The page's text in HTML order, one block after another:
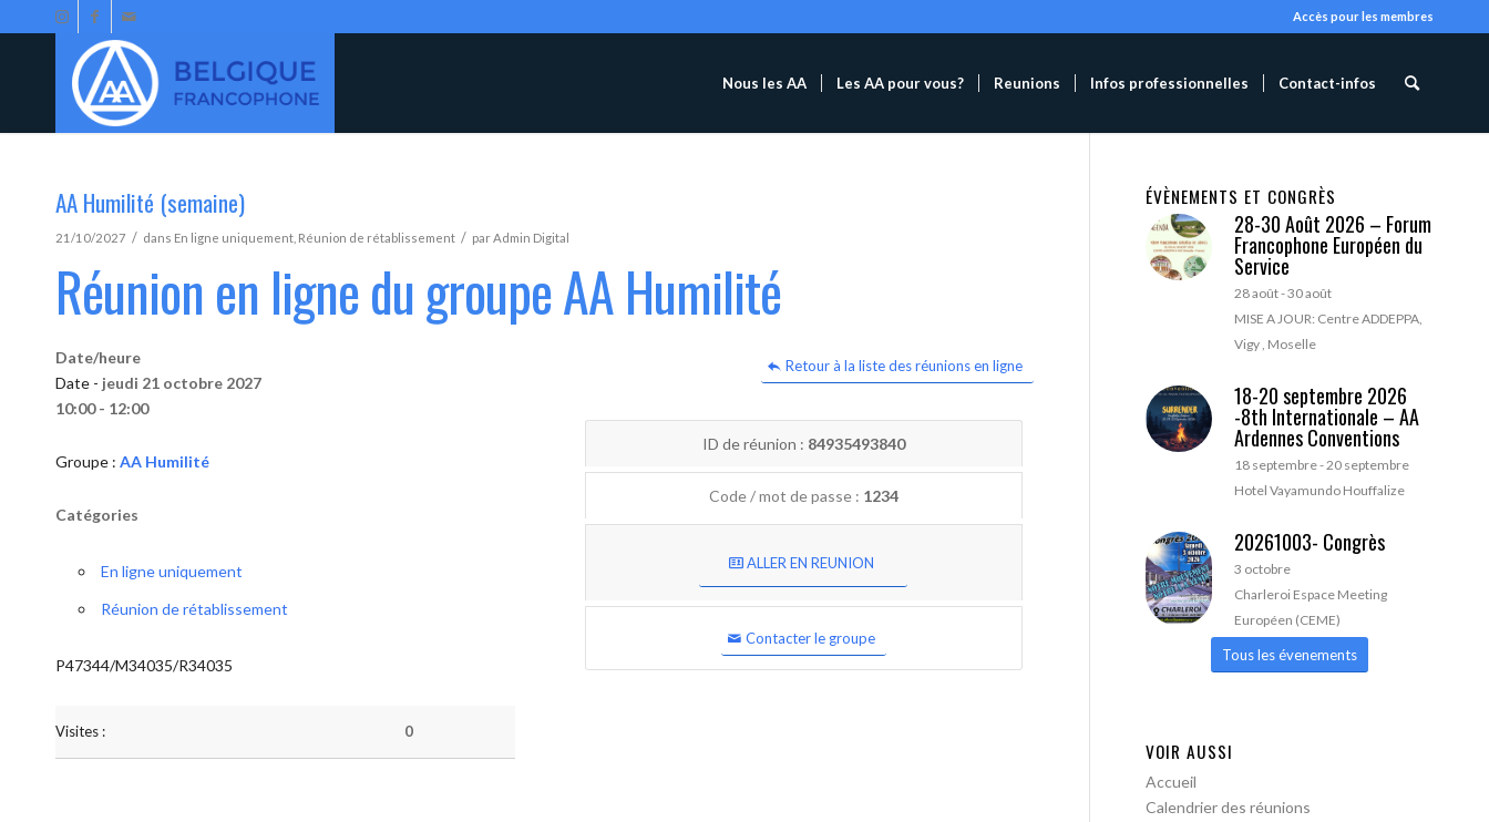
Accès pour les membres
Nous les AA Les AA pour vous? Reunions Infos professionnelles Contact-infos
AA Humilité (semaine)
21/10/2027 / dans En ligne uniquement Réunion de rétablissement / parAdmin Digital
Réunion en ligne du groupe AA Humilité
Retour à la liste des réunions en ligne
Date/heure
Date - jeudi 21 octobre 2027
10:00 - 12:00
Groupe : AA Humilité
Catégories
En ligne uniquement
Réunion de rétablissement
P47344/M34035/R34035
Visites : 0
ID de réunion : 84935493840
Code / mot de passe : 1234
ALLER EN REUNION
Contacter le groupe
ÉVÈNEMENTS ET CONGRÈS
28-30 Août 2026 – Forum
Francophone Européen du
Service
28 août-30 août
MISE A JOUR: Centre ADDEPPA,
Vigy , Moselle
18-20 septembre 2026
-8th Internationale – AA
Ardennes Conventions
18 septembre-20 septembre
Hotel Vayamundo Houffalize
20261003- Congrès
3 octobre
Charleroi Espace Meeting
Européen (CEME)
Tous les évenements
VOIR AUSSI
Accueil
Calendrier des réunions